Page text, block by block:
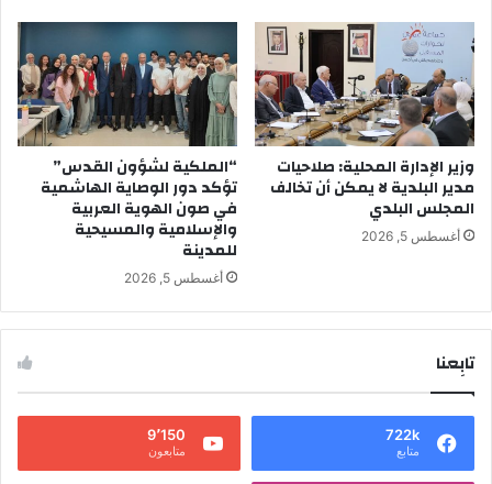
وزير الإدارة المحلية: صلاحيات
مدير البلدية لا يمكن أن تخالف
المجلس البلدي
أغسطس 5, 2026
“الملكية لشؤون القدس”
تؤكد دور الوصاية الهاشمية
في صون الهوية العربية
والإسلامية والمسيحية
للمدينة
أغسطس 5, 2026
تابِعنا
722k
متابع
9٬150
متابعون